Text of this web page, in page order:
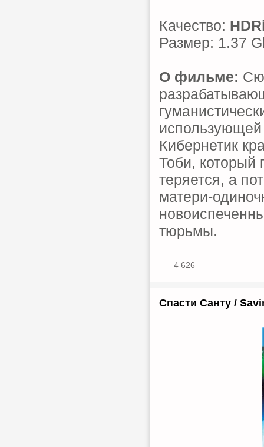
Качество:
Размер: 1.37
О фильме:
использующей
Кибернетик
Тоби, который
теряется, а
матери-
тюрьмы.
4 626
Спасти Санту /